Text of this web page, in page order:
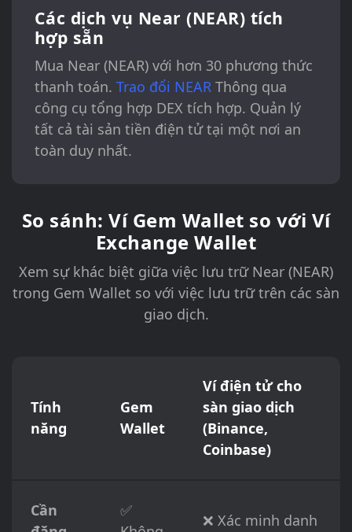
Các dịch vụ Near (NEAR) tích
hợp sẵn
Mua Near (NEAR) với hơn 30 phương thức
thanh toán. Trao đổi NEARThông qua
công cụ tổng hợp DEX tích hợp. Quản lý
tất cả tài sản tiền điện tử tại một nơi an
toàn duy nhất.
So sánh: Ví Gem Wallet so với Ví
Exchange Wallet
Xem sự khác biệt giữa việc lưu trữ Near (NEAR)
trong Gem Wallet so với việc lưu trữ trên các sàn
giao dịch.
Tính
năng
Gem
Wallet
Ví điện tử cho
sàn giao dịch
(Binance,
Coinbase)
Cần
✅
❌ Xác minh danh